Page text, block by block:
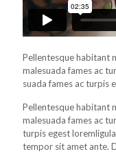
Pellentesque habitant
malesuada fames ac
suada fames ac turpis
Pellentesque habitant
malesuada fames ac
turpis egest
tempor sit amet ante.